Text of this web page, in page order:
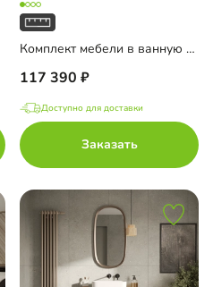
Комплект мебели в ванную комнату Тосса-1
117 390
Доступно для доставки
Заказать